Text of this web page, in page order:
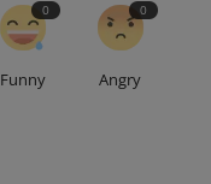
0
Funny
0
Angry